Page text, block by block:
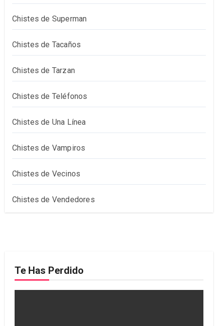
Chistes de Superman
Chistes de Tacaños
Chistes de Tarzan
Chistes de Teléfonos
Chistes de Una Línea
Chistes de Vampiros
Chistes de Vecinos
Chistes de Vendedores
Te Has Perdido